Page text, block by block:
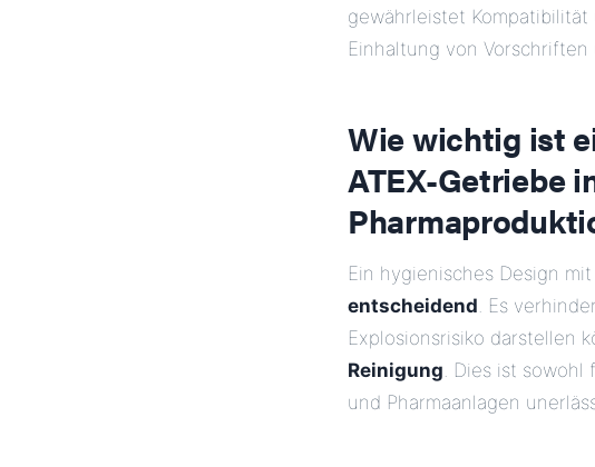
gewährleistet
Einhaltung von Vorschriften
Wie wichtig ist
ATEX-Getriebe
Ein hygienisches Design mit
entscheidend. Es
Explosionsrisiko darstellen
Reinigung. Dies ist sowohl
und Pharmaanlagen